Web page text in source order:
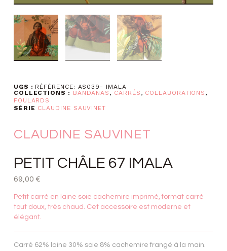
UGS : RÉFÉRENCE: AS039- IMALA
COLLECTIONS : BANDANAS , CARRÉS , COLLABORATIONS ,
FOULARDS
SÉRIE CLAUDINE SAUVINET
CLAUDINE SAUVINET
PETIT CHÂLE 67 IMALA
69,00 €
Petit carré en laine soie cachemire imprimé, format carré
tout doux, très chaud. Cet accessoire est moderne et
élégant.
Carré 62% laine 30% soie 8% cachemire frangé à la main.